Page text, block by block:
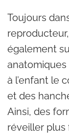
Toujours
également
à l’enfant le
et des
Ainsi, des
réveiller